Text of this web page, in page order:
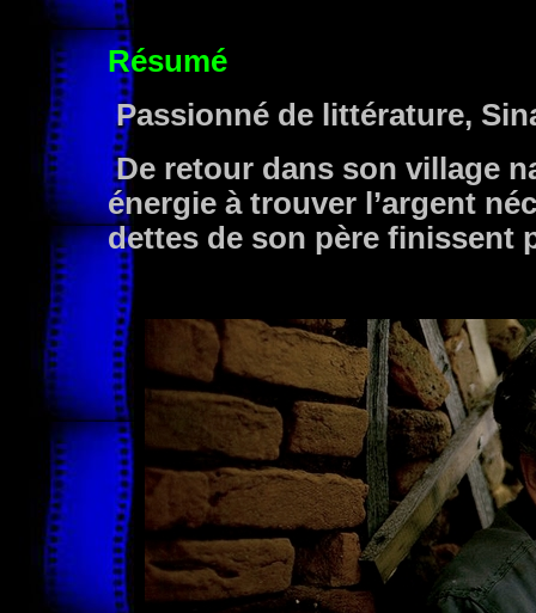
Résumé
Passionné de littérature,
De retour dans son village
énergie à trouver l’argent
dettes de son père finissent